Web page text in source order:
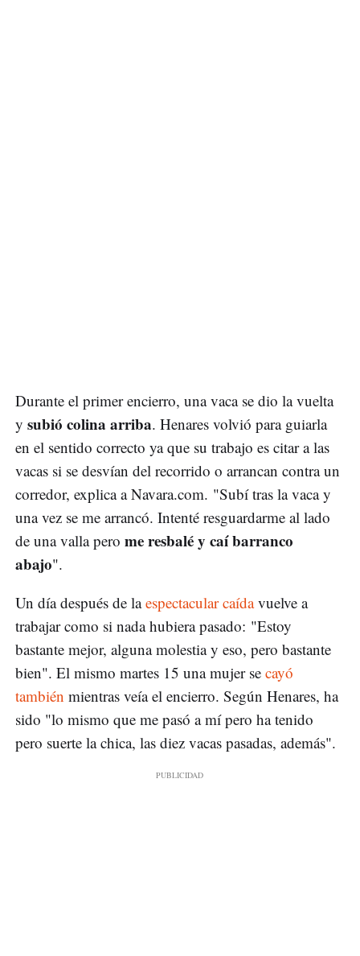
Durante el primer encierro, una vaca se dio la vuelta
y subió colina arriba. Henares volvió para guiarla
en el sentido correcto ya que su trabajo es citar a las
vacas si se desvían del recorrido o arrancan contra un
corredor, explica a Navara.com. "Subí tras la vaca y
una vez se me arrancó. Intenté resguardarme al lado
de una valla pero me resbalé y caí barranco
abajo".
Un día después de laespectacular caídavuelve a
trabajar como si nada hubiera pasado: "Estoy
bastante mejor, alguna molestia y eso, pero bastante
bien". El mismo martes 15 una mujer se cayó
también mientras veía el encierro. Según Henares, ha
sido "lo mismo que me pasó a mí pero ha tenido
pero suerte la chica, las diez vacas pasadas, además".